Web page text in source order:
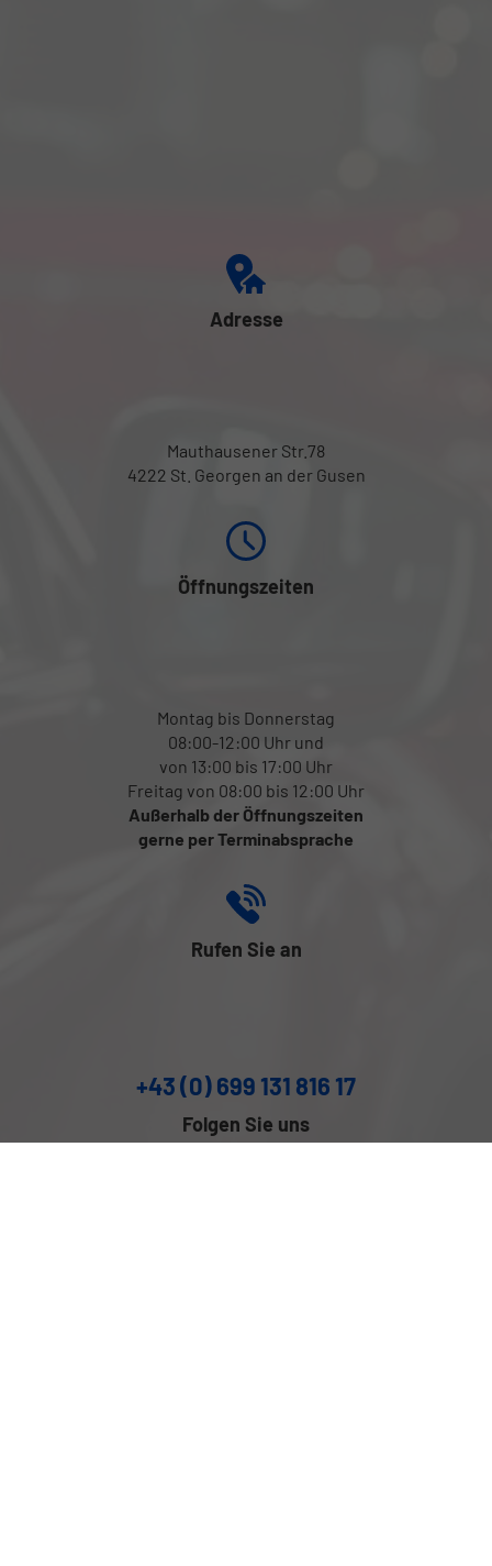
Adresse
Mauthausener Str.78
4222 St. Georgen an der Gusen
Öffnungszeiten
Montag bis Donnerstag
08:00-12:00 Uhr und
von 13:00 bis 17:00 Uhr
Freitag von 08:00 bis 12:00 Uhr
Außerhalb der Öffnungszeiten
gerne per Terminabsprache
Rufen Sie an
+43 (0) 699 131 816 17
Folgen Sie uns